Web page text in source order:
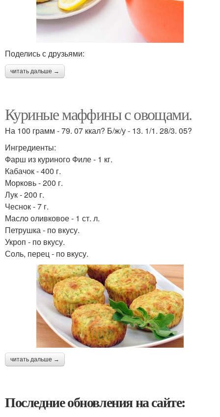
Поделись с друзьями:
читать дальше →
Куриные маффины с овощами.
На 100 грамм - 79. 07 ккал? Б/ж/у - 13. 1/1. 28/3. 05?
Ингредиенты:
Фарш из куриного Филе - 1 кг.
Кабачок - 400 г.
Морковь - 200 г.
Лук - 200 г.
Чеснок - 7 г.
Масло оливковое - 1 ст. л.
Петрушка - по вкусу.
Укроп - по вкусу.
Соль, перец - по вкусу.
читать дальше →
Последние обновления на сайте: